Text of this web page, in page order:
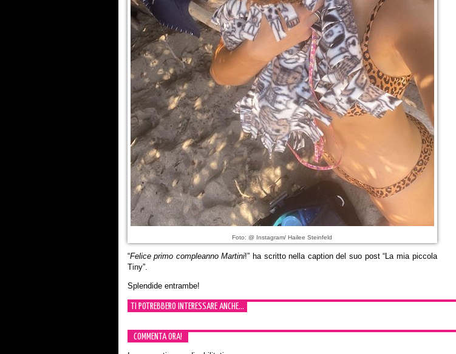
Foto: @ Instagram/ Hailee Steinfeld
“Felice primo compleanno Martini!” ha scritto nella caption del suo post “La mia piccola
Tiny”.
Splendide entrambe!
TI POTREBBERO INTERESSARE ANCHE...
COMMENTA ORA!